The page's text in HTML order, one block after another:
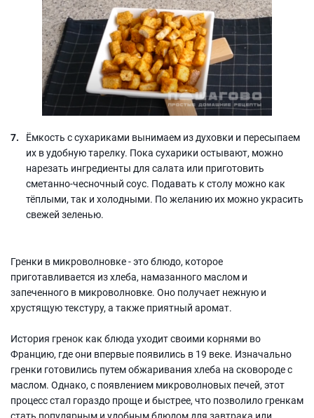
Ёмкость с сухариками вынимаем из духовки и пересыпаем
их в удобную тарелку. Пока сухарики остывают, можно
нарезать ингредиенты для салата или приготовить
сметанно-чесночный соус. Подавать к столу можно как
тёплыми, так и холодными. По желанию их можно украсить
свежей зеленью.
Гренки в микроволновке - это блюдо, которое
приготавливается из хлеба, намазанного маслом и
запеченного в микроволновке. Оно получает нежную и
хрустящую текстуру, а также приятный аромат.
История гренок как блюда уходит своими корнями во
Францию, где они впервые появились в 19 веке. Изначально
гренки готовились путем обжаривания хлеба на сковороде с
маслом. Однако, с появлением микроволновых печей, этот
процесс стал гораздо проще и быстрее, что позволило гренкам